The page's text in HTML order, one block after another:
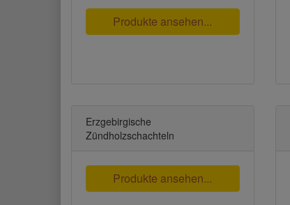
Produkte ansehen...
Erzgebirgische
Zündholzschachteln
Produkte ansehen...